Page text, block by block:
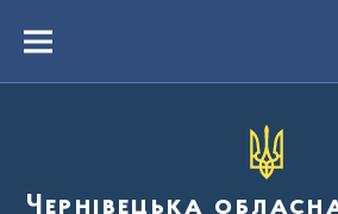
вмістуMenu
Чернівецька